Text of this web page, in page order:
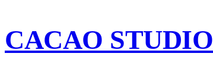
CACAO STUDIO